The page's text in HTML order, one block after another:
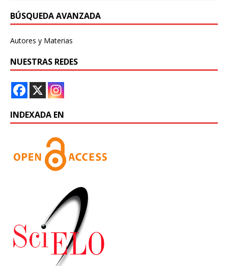
BÚSQUEDA AVANZADA
Autores y Materias
NUESTRAS REDES
INDEXADA EN